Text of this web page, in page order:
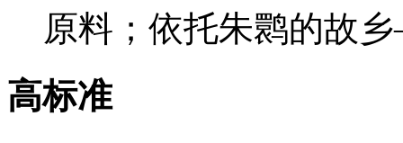
原料；依托朱鹮的故
高标准